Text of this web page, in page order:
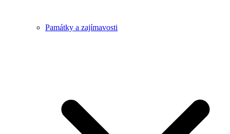
Památky a zajímavosti